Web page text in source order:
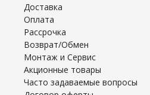
Доставка
Оплата
Рассрочка
Возврат/Обмен
Монтаж и Сервис
Акционные товары
Часто задаваемые вопросы